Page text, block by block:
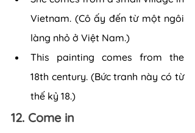
Vietnam. (Cô ấy đến từ một ngôi
làng nhỏ ở Việt Nam.)
This painting comes from the
18th century. (Bức tranh này có từ
thế kỷ 18.)
12. Come in